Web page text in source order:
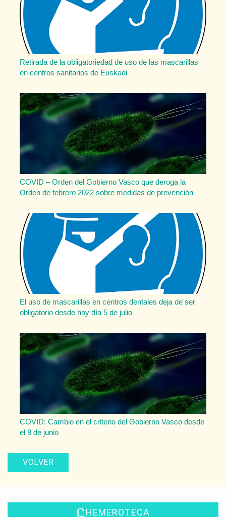
Retirada de la obligatoriedad de uso de las mascarillas
en centros sanitarios de Euskadi
COVID – Orden del Gobierno Vasco que deroga la
Orden de febrero 2022 sobre medidas de prevención
El uso de mascarillas en centros dentales deja de ser
obligatorio desde hoy día 5 de julio
COVID: Cambio en el criterio del Gobierno Vasco desde
el 8 de junio
VOLVER
HEMEROTECA